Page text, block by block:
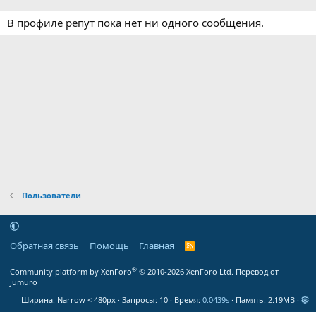
В профиле репут пока нет ни одного сообщения.
Пользователи
Обратная связь Помощь Главная
R
Community platform by XenForo® © 2010-2026 XenForo Ltd. Перевод от
Jumuro
Ширина
Запросы 10 Время 0.0439s Память 2.19MB